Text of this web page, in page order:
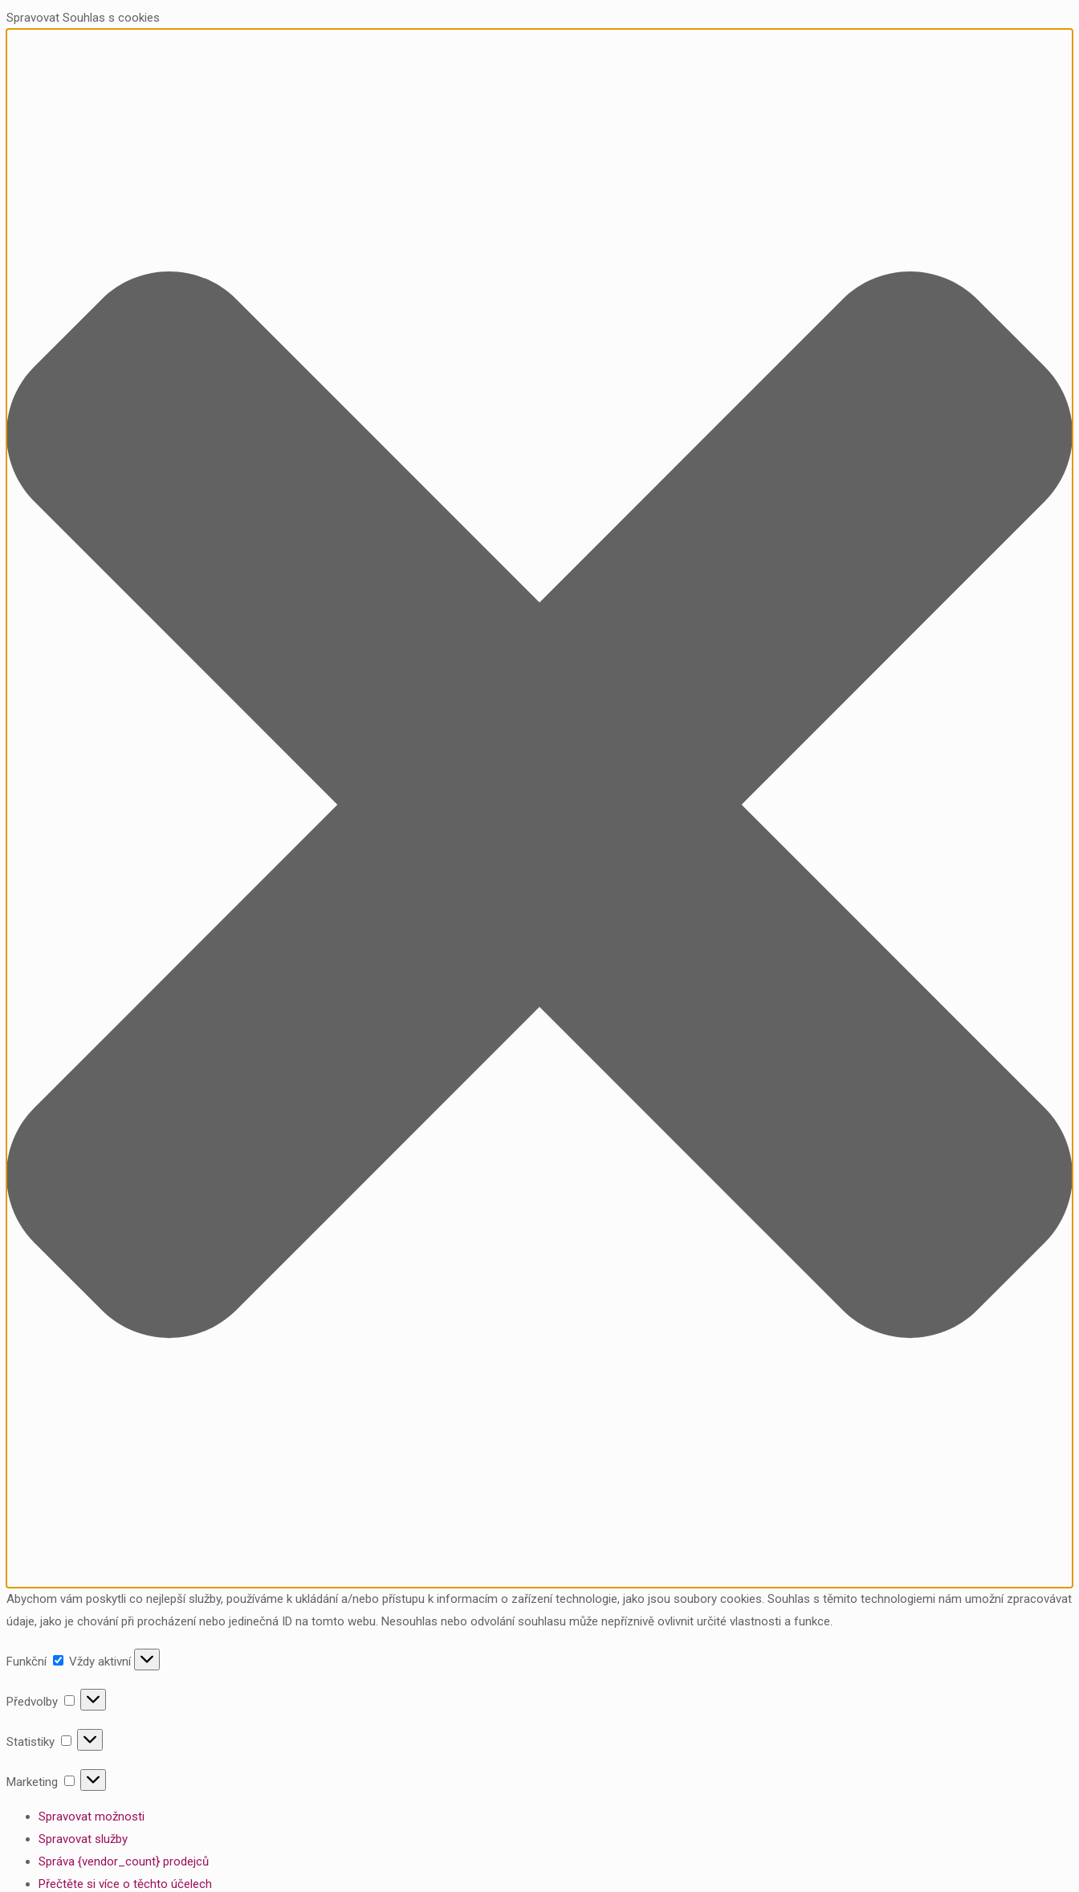
Spravovat Souhlas s cookies
Abychom vám poskytli co nejlepší služby, používáme k ukládání a/nebo přístupu k informacím o zařízení technologie, jako jsou soubory cookies. Souhlas s těmito technologiemi nám umožní zpracovávat
údaje, jako je chování při procházení nebo jedinečná ID na tomto webu. Nesouhlas nebo odvolání souhlasu může nepříznivě ovlivnit určité vlastnosti a funkce.
Funkční Funkční
Vždy aktivní
Předvolby Předvolby
Statistiky Statistiky
Marketing Marketing
Spravovat možnosti
Spravovat služby
Správa {vendor_count} prodejců
Přečtěte si více o těchto účelech